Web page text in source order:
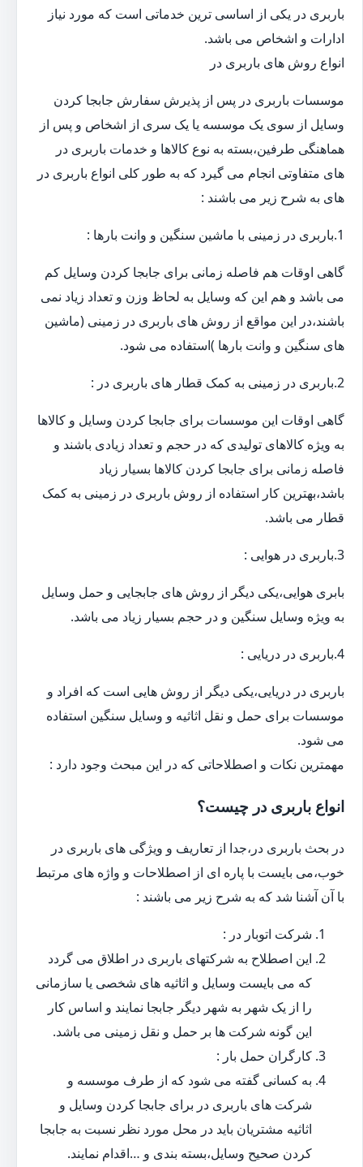
باربری در یکی از اساسی ترین خدماتی است که مورد نیاز
ادارات و اشخاص می باشد.
انواع روش های باربری در
موسسات باربری در پس از پذیرش سفارش جابجا کردن
وسایل از سوی یک موسسه یا یک سری از اشخاص و پس از
هماهنگی طرفین،بسته به نوع کالاها و خدمات باربری در
های متفاوتی انجام می گیرد که به طور کلی انواع باربری در
های به شرح زیر می باشند :
1.باربری در زمینی با ماشین سنگین و وانت بارها :
گاهی اوقات هم فاصله زمانی برای جابجا کردن وسایل کم
می باشد و هم این که وسایل به لحاظ وزن و تعداد زیاد نمی
باشند،در این مواقع از روش های باربری در زمینی (ماشین
های سنگین و وانت بارها )استفاده می شود.
2.باربری در زمینی به کمک قطار های باربری در :
گاهی اوقات این موسسات برای جابجا کردن وسایل و کالاها
به ویژه کالاهای تولیدی که در حجم و تعداد زیادی باشند و
فاصله زمانی برای جابجا کردن کالاها بسیار زیاد
باشد،بهترین کار استفاده از روش باربری در زمینی به کمک
قطار می باشد.
3.باربری در هوایی :
بابری هوایی،یکی دیگر از روش های جابجایی و حمل وسایل
به ویژه وسایل سنگین و در حجم بسیار زیاد می باشد.
4.باربری در دریایی :
باربری در دریایی،یکی دیگر از روش هایی است که افراد و
موسسات برای حمل و نقل اثاثیه و وسایل سنگین استفاده
می شود.
مهمترین نکات و اصطلاحاتی که در این مبحث وجود دارد :
انواع باربری در چیست؟
در بحث باربری در،جدا از تعاریف و ویژگی های باربری در
خوب،می بایست با پاره ای از اصطلاحات و واژه های مرتبط
با آن آشنا شد که به شرح زیر می باشند :
شرکت اتوبار در :
این اصطلاح به شرکتهای باربری در اطلاق می گردد
که می بایست وسایل و اثاثیه های شخصی یا سازمانی
را از یک شهر به شهر دیگر جابجا نمایند و اساس کار
این گونه شرکت ها بر حمل و نقل زمینی می باشد.
کارگران حمل بار :
به کسانی گفته می شود که از طرف موسسه و
شرکت های باربری در برای جابجا کردن وسایل و
اثاثیه مشتریان باید در محل مورد نظر نسبت به جابجا
کردن صحیح وسایل،بسته بندی و …اقدام نمایند.